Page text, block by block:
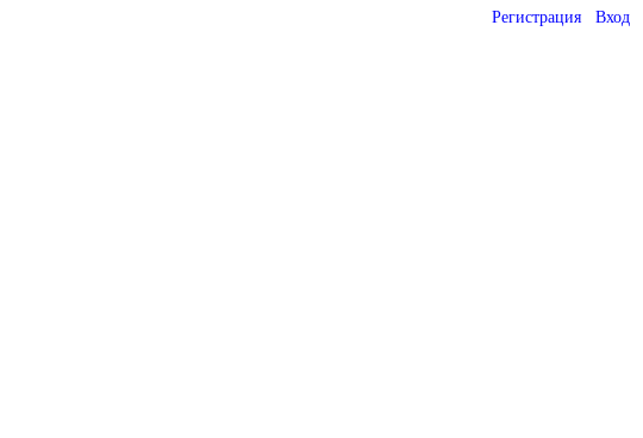
Регистрация Вход